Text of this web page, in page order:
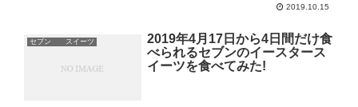
2019.10.15
セブン スイーツ
2019年4月17日から4日間だけ食
べられるセブンのイースタース
イーツを食べてみた!